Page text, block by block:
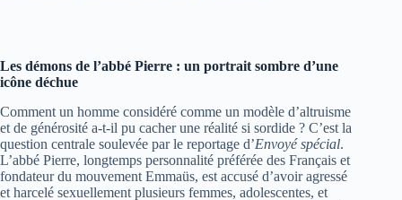
Les démons de l’abbé Pierre : un portrait sombre d’une
icône déchue
Comment un homme considéré comme un modèle d’altruisme
et de générosité a-t-il pu cacher une réalité si sordide ? C’est la
question centrale soulevée par le reportage d’Envoyé spécial.
L’abbé Pierre, longtemps personnalité préférée des Français et
fondateur du mouvement Emmaüs, est accusé d’avoir agressé
et harcelé sexuellement plusieurs femmes, adolescentes, et